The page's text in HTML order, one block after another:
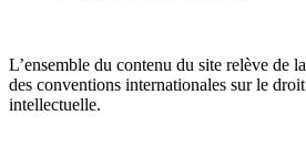
L’ensemble du contenu du site relève de
des conventions internationales sur le
intellectuelle.